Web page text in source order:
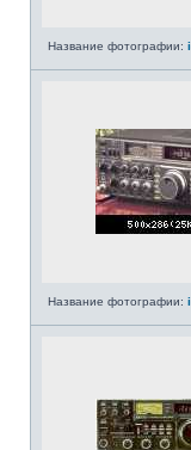
Название фотографии:
Название фотографии: